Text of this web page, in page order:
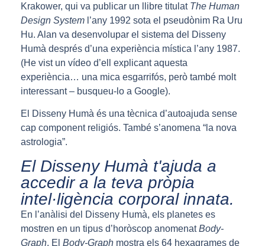
Krakower, qui va publicar un llibre titulat The Human
Design System l’any 1992 sota el pseudònim Ra Uru
Hu. Alan va desenvolupar el sistema del Disseny
Humà després d’una experiència mística l’any 1987.
(He vist un vídeo d’ell explicant aquesta
experiència… una mica esgarrifós, però també molt
interessant – busqueu-lo a Google).
El Disseny Humà és una tècnica d’autoajuda sense
cap component religiós. També s’anomena “la nova
astrologia”.
El Disseny Humà t'ajuda a
accedir a la teva pròpia
intel·ligència corporal innata.
En l’anàlisi del Disseny Humà, els planetes es
mostren en un tipus d’horòscop anomenatBody-
Graph. El Body-Graph mostra els 64 hexagrames de